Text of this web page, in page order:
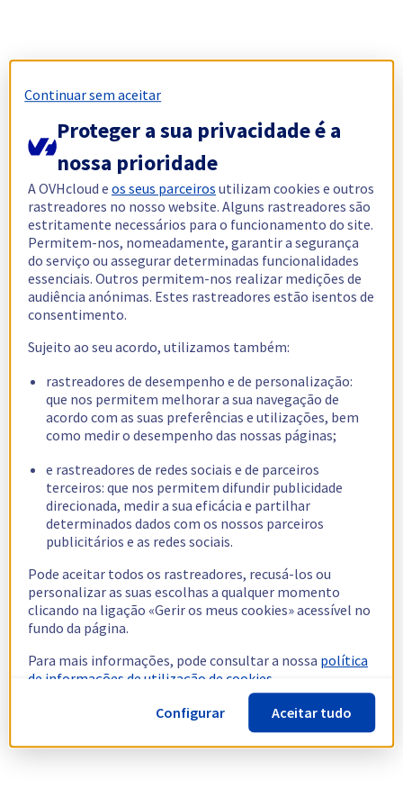
Continuar sem aceitar
Proteger a sua privacidade é a
nossa prioridade
A OVHcloud eos seus parceiros utilizam cookies e outros
rastreadores no nosso website. Alguns rastreadores são
estritamente necessários para o funcionamento do site.
Permitem-nos, nomeadamente, garantir a segurança
do serviço ou assegurar determinadas funcionalidades
essenciais. Outros permitem-nos realizar medições de
audiência anónimas. Estes rastreadores estão isentos de
consentimento.
Sujeito ao seu acordo, utilizamos também:
rastreadores de desempenho e de personalização:
que nos permitem melhorar a sua navegação de
acordo com as suas preferências e utilizações, bem
como medir o desempenho das nossas páginas;
e rastreadores de redes sociais e de parceiros
terceiros: que nos permitem difundir publicidade
direcionada, medir a sua eficácia e partilhar
determinados dados com os nossos parceiros
publicitários e as redes sociais.
Pode aceitar todos os rastreadores, recusá-los ou
personalizar as suas escolhas a qualquer momento
clicando na ligação «Gerir os meus cookies» acessível no
fundo da página.
Para mais informações, pode consultar a nossa política
de informações de utilização de cookies.
Configurar
Aceitar tudo